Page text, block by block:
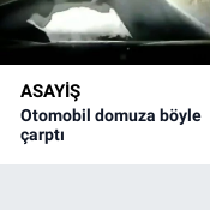
ASAYİŞ
Otomobil domuza böyle
çarptı